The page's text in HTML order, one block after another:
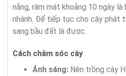
nắng, râm mát khoảng 10 ngày
nhánh. Để tiếp tục cho cây phát
sang bầu đất là được.
Cách chăm sóc cây
Ánh sáng:Nên trồng cây